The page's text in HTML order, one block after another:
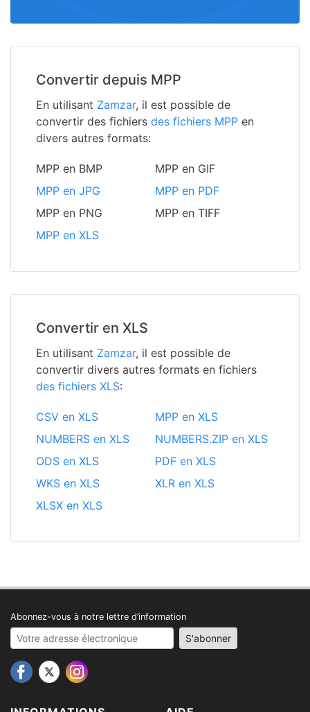
Convertir depuis MPP
En utilisant Zamzar, il est possible de
convertir des fichiers des fichiers MPP en
divers autres formats:
MPP en BMP
MPP en GIF
MPP en JPG
MPP en PDF
MPP en PNG
MPP en TIFF
MPP en XLS
Convertir en XLS
En utilisant Zamzar, il est possible de
convertir divers autres formats en fichiers
des fichiers XLS:
CSV en XLS
MPP en XLS
NUMBERS en XLS
NUMBERS.ZIP en XLS
ODS en XLS
PDF en XLS
WKS en XLS
XLR en XLS
XLSX en XLS
Abonnez-vous à notre lettre d’information
Your email address S'abonner